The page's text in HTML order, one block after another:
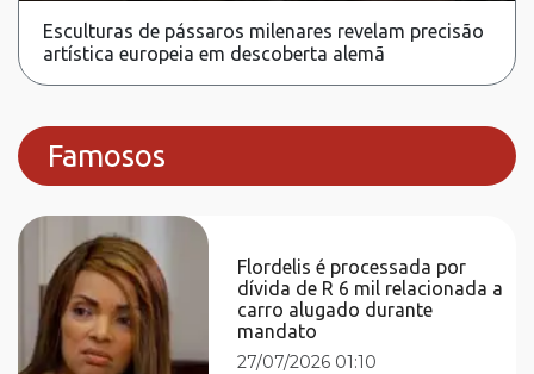
Esculturas de pássaros milenares revelam precisão
artística europeia em descoberta alemã
Famosos
Flordelis é processada por
dívida de R 6 mil relacionada a
carro alugado durante
mandato
27/07/2026 01:10